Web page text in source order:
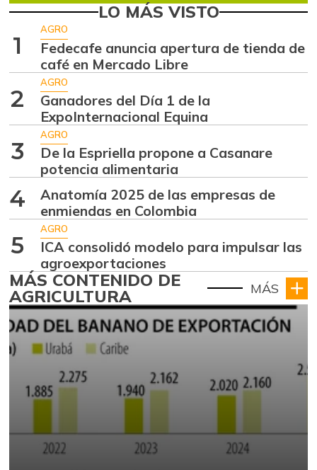
LO MÁS VISTO
1
AGRO
Fedecafe anuncia apertura de tienda de
café en Mercado Libre
2
AGRO
Ganadores del Día 1 de la
ExpoInternacional Equina
3
AGRO
De la Espriella propone a Casanare
potencia alimentaria
4
Anatomía 2025 de las empresas de
enmiendas en Colombia
5
AGRO
ICA consolidó modelo para impulsar las
agroexportaciones
MÁS CONTENIDO DE
AGRICULTURA MÁS